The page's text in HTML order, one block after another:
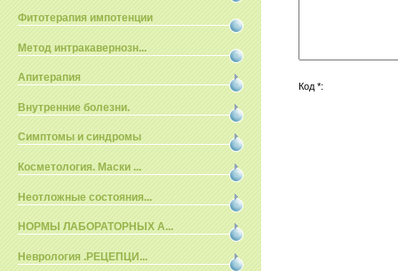
Фитотерапия импотенции
Метод интракавернозн...
Апитерапия
Внутренние болезни.
Симптомы и синдромы
Косметология. Маски ...
Неотложные состояния...
НОРМЫ ЛАБОРАТОРНЫХ А...
Неврология .РЕЦЕПЦИ...
Код *: